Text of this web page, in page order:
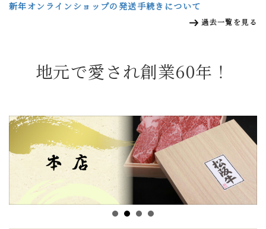
新年オンラインショップの発送手続きについて
過去一覧を見る
地元で愛され創業60年！